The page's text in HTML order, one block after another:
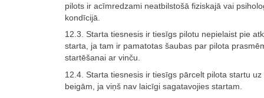
pilots ir acīmredzami neatbilstošā fiziskajā vai
kondīcijā.
12.3. Starta tiesnesis ir tiesīgs pilotu nepielaist pie
starta, ja tam ir pamatotas šaubas par pilota
startēšanai ar vinču.
12.4. Starta tiesnesis ir tiesīgs pārcelt pilota startu uz
beigām, ja viņš nav laicīgi sagatavojies startam.